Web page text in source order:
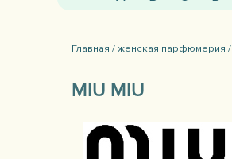
Главная /женская парфюмерия /
MIU MIU